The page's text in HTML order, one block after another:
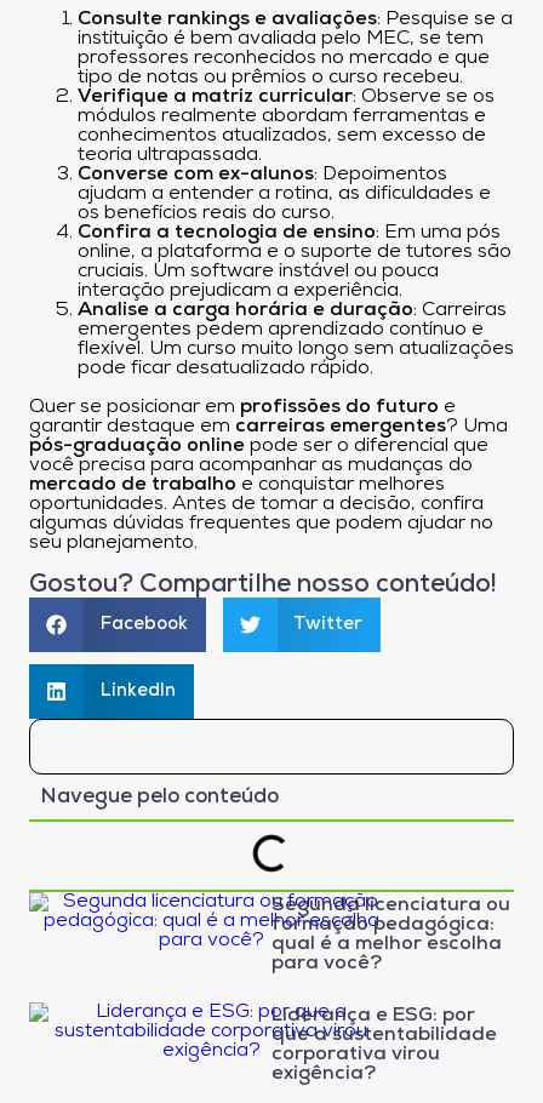
Consulte rankings e avaliações: Pesquise se a
instituição é bem avaliada pelo MEC, se tem
professores reconhecidos no mercado e que
tipo de notas ou prêmios o curso recebeu.
Verifique a matriz curricular: Observe se os
módulos realmente abordam ferramentas e
conhecimentos atualizados, sem excesso de
teoria ultrapassada.
Converse com ex-alunos: Depoimentos
ajudam a entender a rotina, as dificuldades e
os benefícios reais do curso.
Confira a tecnologia de ensino: Em uma pós
online, a plataforma e o suporte de tutores são
cruciais. Um software instável ou pouca
interação prejudicam a experiência.
Analise a carga horária e duração: Carreiras
emergentes pedem aprendizado contínuo e
flexível. Um curso muito longo sem atualizações
pode ficar desatualizado rápido.
Quer se posicionar em profissões do futuro e
garantir destaque em carreiras emergentes? Uma
pós-graduação online pode ser o diferencial que
você precisa para acompanhar as mudanças do
mercado de trabalho e conquistar melhores
oportunidades. Antes de tomar a decisão, confira
algumas dúvidas frequentes que podem ajudar no
seu planejamento.
Gostou? Compartilhe nosso conteúdo!
Facebook Twitter
LinkedIn
Navegue pelo conteúdo
Segunda licenciatura ou
formação pedagógica:
qual é a melhor escolha
para você?
Liderança e ESG: por
que a sustentabilidade
corporativa virou
exigência?